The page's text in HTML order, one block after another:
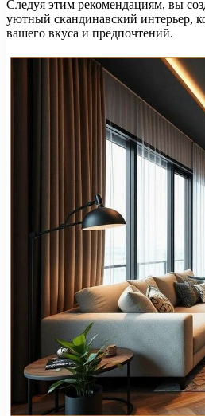
Следуя этим рекомендациям, вы
уютный скандинавский интерьер,
вашего вкуса и предпочтений.